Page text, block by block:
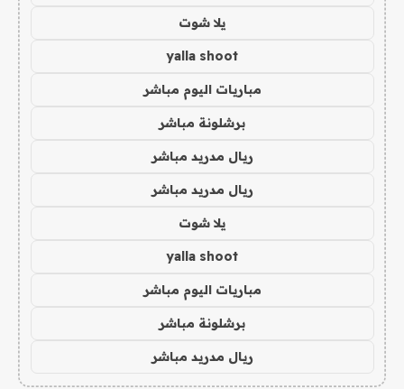
يلا شوت
yalla shoot
مباريات اليوم مباشر
برشلونة مباشر
ريال مدريد مباشر
ريال مدريد مباشر
يلا شوت
yalla shoot
مباريات اليوم مباشر
برشلونة مباشر
ريال مدريد مباشر